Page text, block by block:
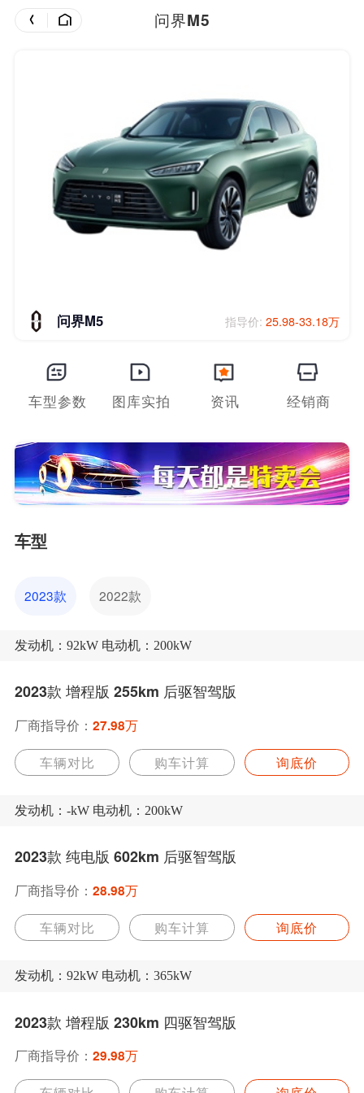
问界M5
问界M5 指导价: 25.98-33.18万
车型参数 图库实拍 资讯 经销商
车型
2023款 2022款
发动机：92kW 电动机：200kW
2023款 增程版 255km 后驱智驾版
厂商指导价： 27.98万
车辆对比 购车计算 询底价
发动机：-kW 电动机：200kW
2023款 纯电版 602km 后驱智驾版
厂商指导价： 28.98万
车辆对比 购车计算 询底价
发动机：92kW 电动机：365kW
2023款 增程版 230km 四驱智驾版
厂商指导价： 29.98万